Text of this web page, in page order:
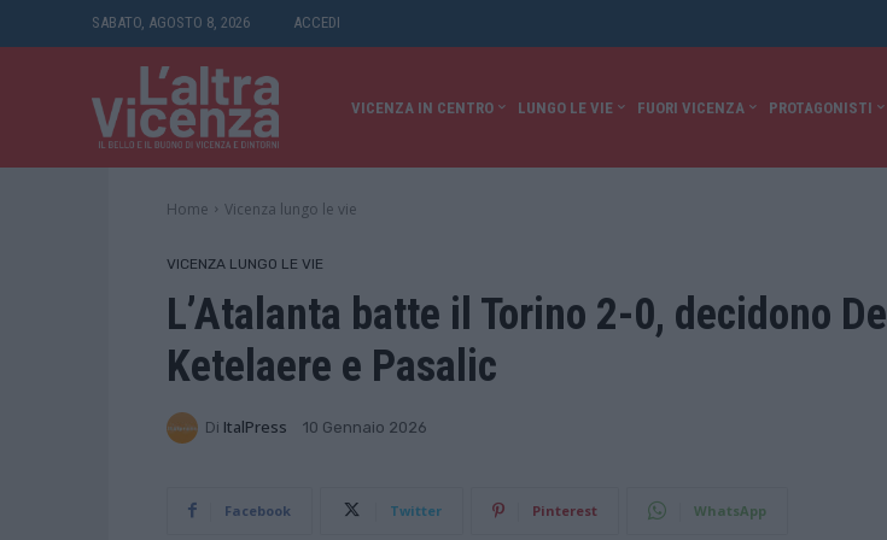
SABATO, AGOSTO 8, 2026 ACCEDI
VICENZA IN CENTRO LUNGO LE VIE FUORI VICENZA PROTAGONISTI
Home Vicenza lungo le vie
VICENZA LUNGO LE VIE
L’Atalanta batte il Torino 2-0, decidono De
Ketelaere e Pasalic
Di ItalPress 10 Gennaio 2026
Facebook Twitter Pinterest WhatsApp